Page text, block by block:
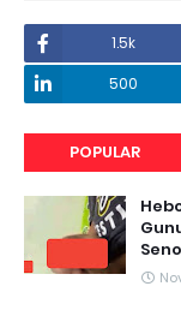
1.5k
500
POPULAR